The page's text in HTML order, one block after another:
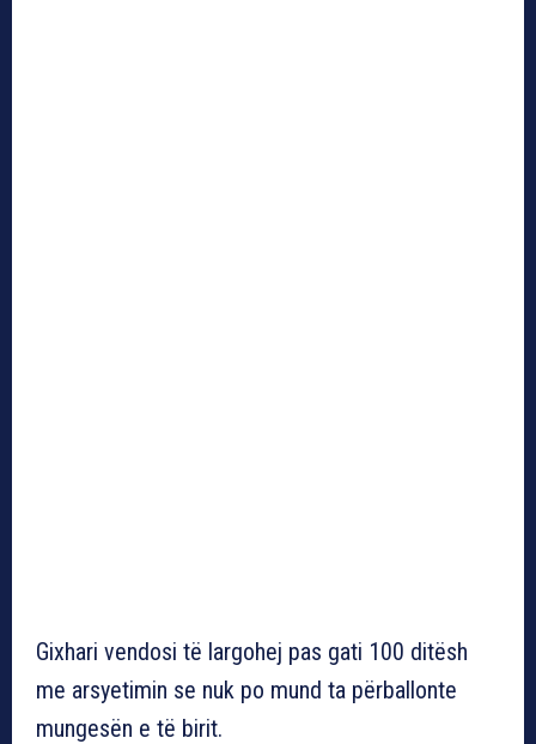
Gixhari vendosi të largohej pas gati 100 ditësh
me arsyetimin se nuk po mund ta përballonte
mungesën e të birit.